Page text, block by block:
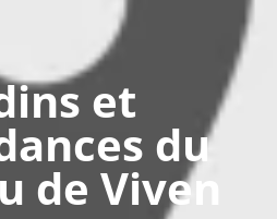
et
du
de Viven